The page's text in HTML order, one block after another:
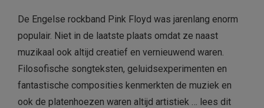
De Engelse rockband Pink Floyd was jarenlang enorm
populair. Niet in de laatste plaats omdat ze naast
muzikaal ook altijd creatief en vernieuwend waren.
Filosofische songteksten, geluidsexperimenten en
fantastische composities kenmerkten de muziek en
ook de platenhoezen waren altijd artistiek … lees dit